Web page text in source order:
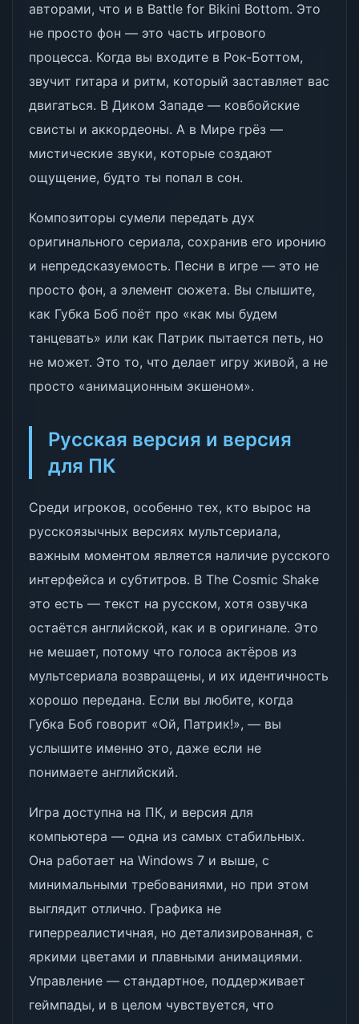
авторами, что и в Battle for Bikini Bottom. Это
не просто фон — это часть игрового
процесса. Когда вы входите в Рок-Боттом,
звучит гитара и ритм, который заставляет вас
двигаться. В Диком Западе — ковбойские
свисты и аккордеоны. А в Мире грёз —
мистические звуки, которые создают
ощущение, будто ты попал в сон.
Композиторы сумели передать дух
оригинального сериала, сохранив его иронию
и непредсказуемость. Песни в игре — это не
просто фон, а элемент сюжета. Вы слышите,
как Губка Боб поёт про «как мы будем
танцевать» или как Патрик пытается петь, но
не может. Это то, что делает игру живой, а не
просто «анимационным экшеном».
Русская версия и версия
для ПК
Среди игроков, особенно тех, кто вырос на
русскоязычных версиях мультсериала,
важным моментом является наличие русского
интерфейса и субтитров. В The Cosmic Shake
это есть — текст на русском, хотя озвучка
остаётся английской, как и в оригинале. Это
не мешает, потому что голоса актёров из
мультсериала возвращены, и их идентичность
хорошо передана. Если вы любите, когда
Губка Боб говорит «Ой, Патрик!», — вы
услышите именно это, даже если не
понимаете английский.
Игра доступна на ПК, и версия для
компьютера — одна из самых стабильных.
Она работает на Windows 7 и выше, с
минимальными требованиями, но при этом
выглядит отлично. Графика не
гиперреалистичная, но детализированная, с
яркими цветами и плавными анимациями.
Управление — стандартное, поддерживает
геймпады, и в целом чувствуется, что